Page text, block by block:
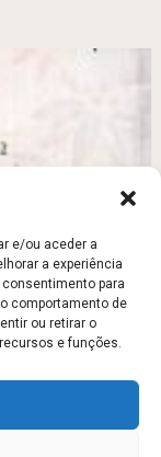
e/ou aceder a
a experiência
para
comportamento de
ou retirar o
e funções.
dor